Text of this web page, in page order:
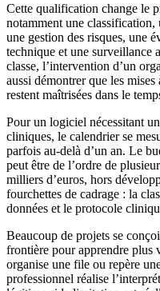
Cette qualification change le
notamment une classification,
une gestion des risques, une
technique et une surveillance
classe, l’intervention d’un
aussi démontrer que les
restent maîtrisées dans le
Pour un logiciel nécessitant
cliniques, le calendrier se
parfois au-delà d’un an. Le
peut être de l’ordre de
milliers d’euros, hors
fourchettes de cadrage : la
données et le protocole
Beaucoup de projets se
frontière pour apprendre plus
organise une file ou repère
professionnel réalise